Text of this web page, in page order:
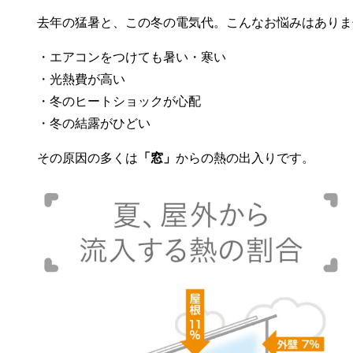
去年の猛暑と、この冬の電気代。こんなお悩みはあり
・エアコンをつけても暑い・寒い
・光熱費が高い
・冬のヒートショックが心配
・冬の結露がひどい
その原因の多くは 「窓」 からの熱の出入りです。